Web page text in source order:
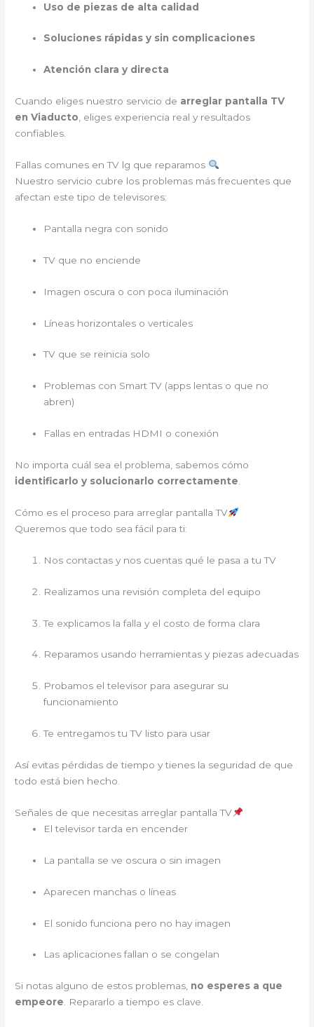
Uso de piezas de alta calidad
Soluciones rápidas y sin complicaciones
Atención clara y directa
Cuando eliges nuestro servicio de arreglar pantalla TV
en Viaducto , eliges experiencia real y resultados
confiables.
Fallas comunes en TV lg que reparamos
Nuestro servicio cubre los problemas más frecuentes que
afectan este tipo de televisores:
Pantalla negra con sonido
TV que no enciende
Imagen oscura o con poca iluminación
Líneas horizontales o verticales
TV que se reinicia solo
Problemas con Smart TV (apps lentas o que no
abren)
Fallas en entradas HDMI o conexión
No importa cuál sea el problema, sabemos cómo
identificarlo y solucionarlo correctamente
Cómo es el proceso para arreglar pantalla TV
Queremos que todo sea fácil para ti:
Nos contactas y nos cuentas qué le pasa a tu TV
Realizamos una revisión completa del equipo
Te explicamos la falla y el costo de forma clara
Reparamos usando herramientas y piezas adecuadas
Probamos el televisor para asegurar su
funcionamiento
Te entregamos tu TV listo para usar
Así evitas pérdidas de tiempo y tienes la seguridad de que
todo está bien hecho.
Señales de que necesitas arreglar pantalla TV
El televisor tarda en encender
La pantalla se ve oscura o sin imagen
Aparecen manchas o líneas
El sonido funciona pero no hay imagen
Las aplicaciones fallan o se congelan
Si notas alguno de estos problemas, no esperes a que
empeore. Repararlo a tiempo es clave.